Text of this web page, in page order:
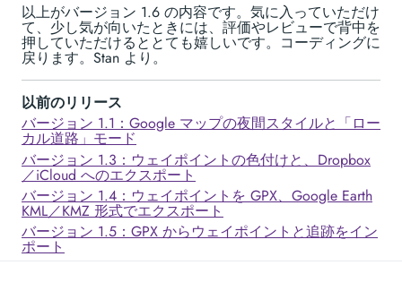
以上がバージョン 1.6 の内容です。気に入っていただけ
て、少し気が向いたときには、評価やレビューで背中を
押していただけるととても嬉しいです。コーディングに
戻ります。Stan より。
以前のリリース
バージョン 1.1：Google マップの夜間スタイルと「ロー
カル道路」モード
バージョン 1.3：ウェイポイントの色付けと、Dropbox
／iCloud へのエクスポート
バージョン 1.4：ウェイポイントを GPX、Google Earth
KML／KMZ 形式でエクスポート
バージョン 1.5：GPX からウェイポイントと追跡をイン
ポート